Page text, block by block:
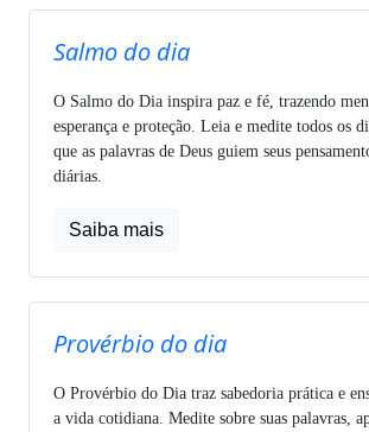
Salmo do dia
O Salmo do Dia inspira paz e fé, trazendo
esperança e proteção. Leia e medite todos os
que as palavras de Deus guiem seus
diárias.
Saiba mais
Provérbio do dia
O Provérbio do Dia traz sabedoria prática e
a vida cotidiana. Medite sobre suas palavras,